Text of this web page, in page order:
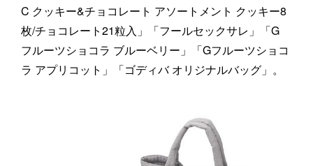
C クッキー&チョコレート アソートメント クッキー8
枚/チョコレート21粒入」「フールセックサレ」「G
フルーツショコラ ブルーベリー」「Gフルーツショコ
ラ アプリコット」「ゴディバ オリジナルバッグ」。